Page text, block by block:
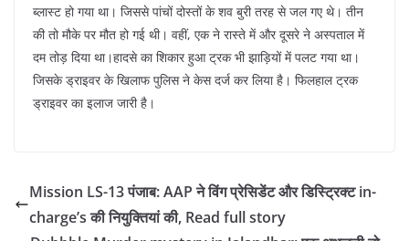
ब्लास्ट हो गया था। जिससे पांचों दोस्तों के शव बुरी तरह से जल गए थे। तीन
की तो मौके पर मौत हो गई थी। वहीं, एक ने रास्ते में और दूसरे ने अस्पताल में
दम तोड़ दिया था।हादसे का शिकार हुआ ट्रक भी झाड़ियों में पलट गया था।
जिसके ड्राइवर के खिलाफ पुलिस ने केस दर्ज कर लिया है। फिलहाल ट्रक
ड्राइवर का इलाज जारी है।
Mission LS-13 पंजाब: AAP ने विंग प्रेसिडेंट और डिस्ट्रिक्ट in-
charge’s की नियुक्तियां की, Read full story